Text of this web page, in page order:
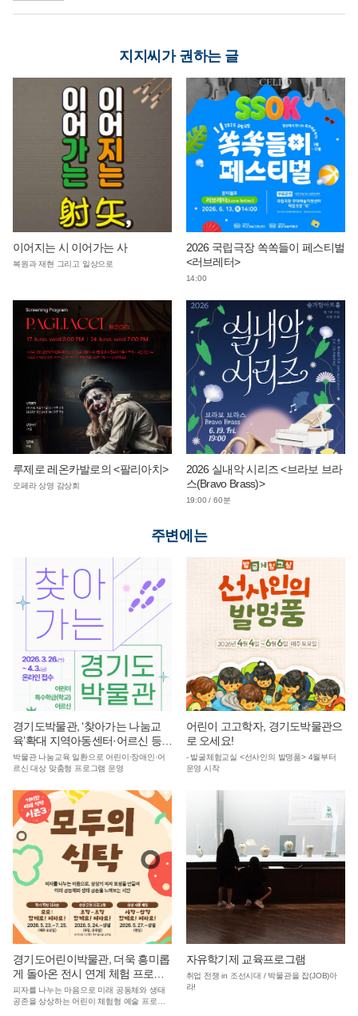
지지씨가 권하는 글
이어지는 시 이어가는 사
복원과 재현 그리고 일상으로
2026 국립극장 쏙쏙들이 페스티벌
<러브레터>
14:00
루제로 레온카발로의 <팔리아치>
오페라 상영 감상회
2026 실내악 시리즈 <브라보 브라
스(Bravo Brass)>
19:00 / 60분
주변에는
경기도박물관, ‘찾아가는 나눔교
육’확대 지역아동센터·어르신 등
수혜층 넓힌다
박물관 나눔교육 일환으로 어린이·장애인·어
르신 대상 맞춤형 프로그램 운영
어린이 고고학자, 경기도박물관으
로 오세요!
- 발굴체험교실 <선사인의 발명품> 4월부터
운영 시작
경기도어린이박물관, 더욱 흥미롭
게 돌아온 전시 연계 체험 프로그
램 ‘모두의 식탁’ 운영
피자를 나누는 마음으로 미래 공동체와 생태
공존을 상상하는 어린이 체험형 예술 프로그
자유학기제 교육프로그램
취업 전쟁 in 조선시대 / 박물관을 잡(JOB)아
라!